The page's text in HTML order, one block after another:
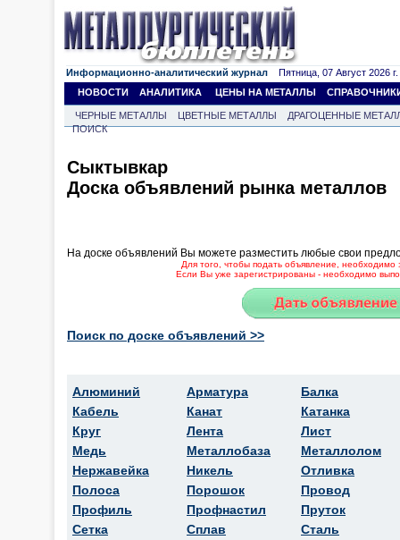
Информационно-аналитический журнал Пятница, 07 Август 2026 г.
НОВОСТИ
АНАЛИТИКА ЦЕНЫ НА МЕТАЛЛЫ
ЧЕРНЫЕ МЕТАЛЛЫ ЦВЕТНЫЕ МЕТАЛЛЫ
ДРАГОЦЕННЫЕ
ПОИСК
Сыктывкар
Доска объявлений рынка металлов
На доске объявлений Вы можете разместить любые свои
Для того, чтобы подать объявление, необходимо
Если Вы уже зарегистрированы - необходимо
Поиск по доске объявлений >>
Алюминий
Кабель
Круг
Медь
Нержавейка
Полоса
Профиль
Сетка
Арматура
Канат
Лента
Металлобаза
Никель
Порошок
Профнастил
Сплав
Балка
Катанка
Лист
Металлолом
Отливка
Провод
Пруток
Сталь